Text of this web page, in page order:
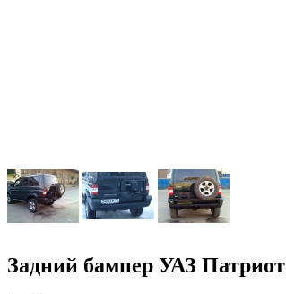
Задний бампер УАЗ Патриот